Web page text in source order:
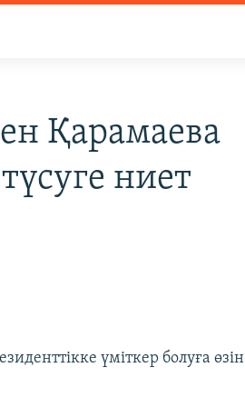
Қарамаева
ниет
үміткер болуға өзін